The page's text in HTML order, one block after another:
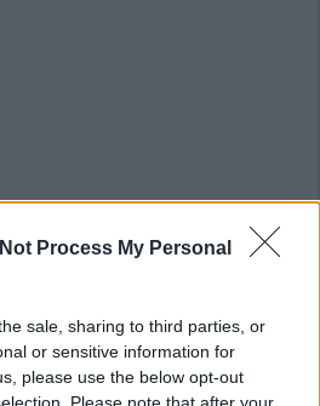
Process My Personal
sale, sharing to third parties, or
or sensitive information for
please use the below opt-out
Please note that after your